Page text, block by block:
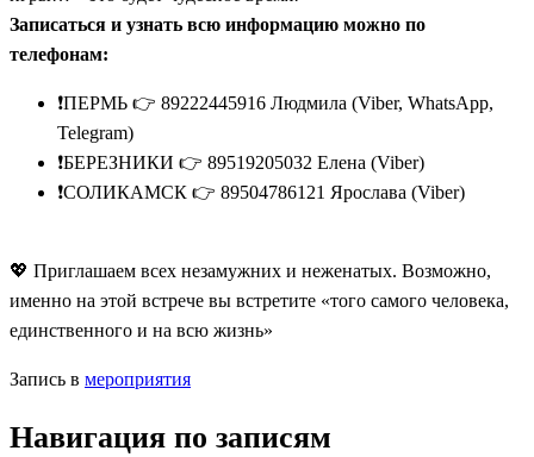
Записаться и узнать всю информацию можно по
телефонам:
❗ПЕРМЬ 👉 89222445916 Людмила (Viber, WhatsApp,
Telegram)
❗БЕРЕЗНИКИ 👉 89519205032 Елена (Viber)
❗СОЛИКАМСК 👉 89504786121 Ярослава (Viber)
💖 Приглашаем всех незамужних и неженатых. Возможно,
именно на этой встрече вы встретите «того самого человека,
единственного и на всю жизнь»
Запись в мероприятия
Навигация по записям